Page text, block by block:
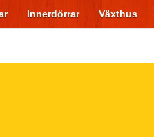
Innerdörrar Växthus